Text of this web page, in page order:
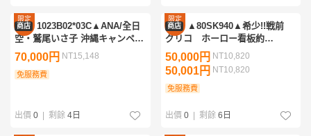
限定
優惠
商店 1023B02*03C▲ANA/全日
空・鷲尾いさ子 沖縄キャンペー
ンポスター・73cm×103cm・大
判・コレクション
70,000円 NT15,148
免服務費
出價 0 剩餘 4日
限定
優惠
商店 ▲80SK940▲希少!!戦前
グリコ ホーロー看板約
30×46cm 琺瑯 昭和レトロ
当時物 両面 榮養菓子 一粒
三百メートル
50,000円 NT10,820
50,001円 NT10,820
免服務費
出價 0 剩餘 6日